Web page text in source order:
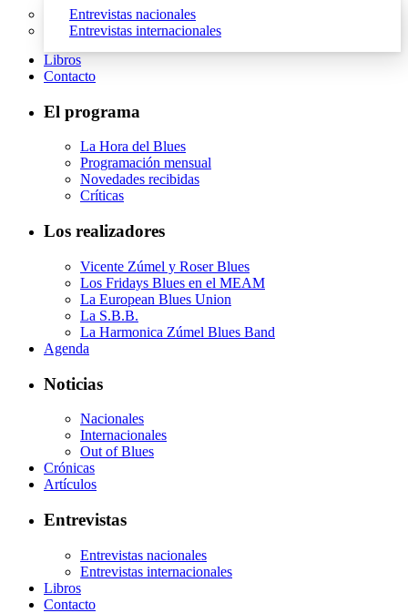
Entrevistas nacionales
Entrevistas internacionales
Libros
Contacto
El programa
La Hora del Blues
Programación mensual
Novedades recibidas
Críticas
Los realizadores
Vicente Zúmel y Roser Blues
Los Fridays Blues en el MEAM
La European Blues Union
La S.B.B.
La Harmonica Zúmel Blues Band
Agenda
Noticias
Nacionales
Internacionales
Out of Blues
Crónicas
Artículos
Entrevistas
Entrevistas nacionales
Entrevistas internacionales
Libros
Contacto